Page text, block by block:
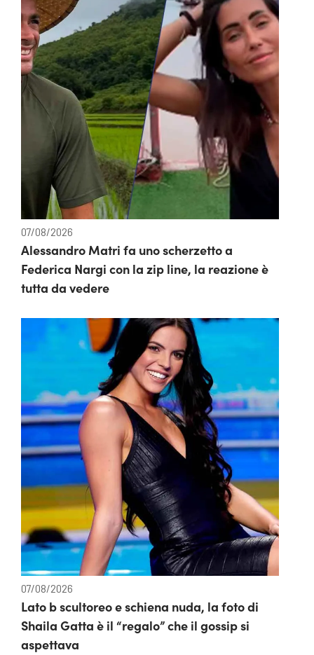
07/08/2026
Alessandro Matri fa uno scherzetto a
Federica Nargi con la zip line, la reazione è
tutta da vedere
07/08/2026
Lato b scultoreo e schiena nuda, la foto di
Shaila Gatta è il “regalo” che il gossip si
aspettava